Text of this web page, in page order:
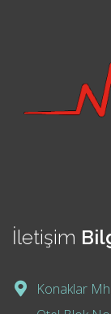
İletişim
Konaklar